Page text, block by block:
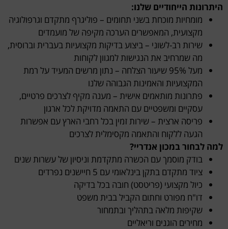
היתרונות הייחודיים שלנו:
מומחיות מוכחת בשני תחומים – פוליגרף מתקדם וגרפולוגיה
מקצועית, המאפשרים הערכה מקיפה של מועמדים
שירות רב-לשוני – ביצוע בדיקות מקצועיות בעברית וברוסית,
מה שמרחיב את הנגישות למגוון לקוחות
מעל 95% שיעור הצלחה – נתון מרשים המעיד על רמת
המקצועיות והאמינות הגבוהה שלנו
פתרונות מותאמים אישית – מענה מקיף לצרכים פרטיים,
עסקיים ומשפטיים עם התאמה מדויקת לכל ארגון
פריסה ארצית – שירות זמין בכל רחבי הארץ עם אפשרות
הגעה ללקוח והתאמה מקסימלית לצרכים
למה לבחור במכון אנדריי?
בודק מוסמך עם הכשרה מתקדמת וניסיון של עשרות שנים
ציוד מתקדם בתקן בינלאומי עם 5 חיישנים נפרדים
כיול מקצועי (פריטסט) חובה בכל בדיקה
דו"ח מפורט וחתום הקביל בבית משפט
שקיפות מלאה בתהליך ובתמחור
מחירים הוגנים וריאליים